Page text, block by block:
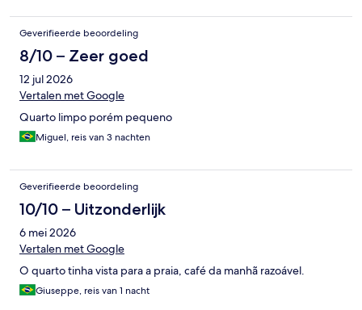
Geverifieerde beoordeling
8/10 – Zeer goed
12 jul 2026
Vertalen met Google
Quarto limpo porém pequeno
Miguel, reis van 3 nachten
Geverifieerde beoordeling
10/10 – Uitzonderlijk
6 mei 2026
Vertalen met Google
O quarto tinha vista para a praia, café da manhã razoável.
Giuseppe, reis van 1 nacht